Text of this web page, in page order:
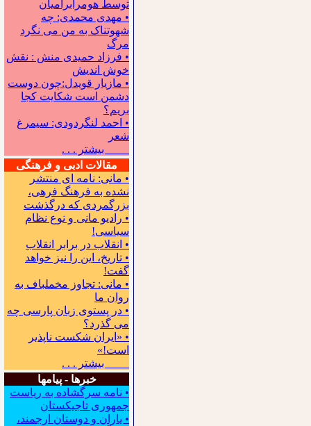
توسط هومرآبرامیان
• مهدی محمدی: چه
شهوتناک به من می نگرد
مرگ
• فرزاد حمیدی منش : نقش
خوش اندیش
• مازیار قویدل:چون دوست
دشمن است شکایت کجا
بریم؟
• احمد لنگردودی: سیمرغ
شعر
بیشتر . . .
مقالات ادبی و فرهنگی
• مانی: نامه ای منتشر
نشده به فرهنگ فرهی،
بزرگمردی که درگذشت
• رادیو مانی و نوع نظام
سیاسی!
• انقلاب در برابر انقلاب
• تاریخ، این را نیز خواهد
گفت!
• مانی: تجاوز مخملباف به
روان ما
• در پستوی زبان پارسی چه
می گذرد؟
• «ایران شکست ناپذیر
است!»
بیشتر . . .
خبرها - پیامها
• نامه سرگشاده به ریاست
جمهوری تاجیکستان
• یاران و دوستان ارجمند،